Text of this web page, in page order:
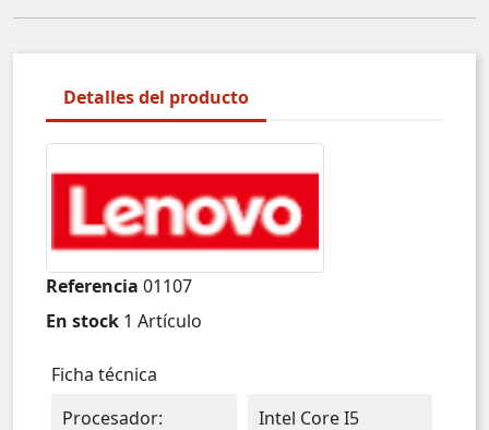
Detalles del producto
Referencia 01107
En stock 1 Artículo
Ficha técnica
Procesador:
Intel Core I5